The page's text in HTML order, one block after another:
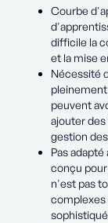
Courbe
difficile la
et la mise
Nécessité
peuvent
ajouter
gestion
Pas
conçu
n'est pas